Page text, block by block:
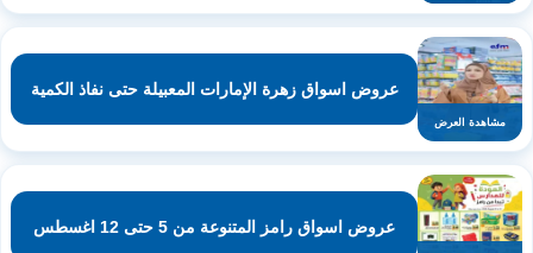
مشاهدة العرض
عروض اسواق زهرة الإمارات المعبيلة حتى نفاذ الكمية
عروض اسواق رامز المتنوعة من 5 حتى 12 اغسطس